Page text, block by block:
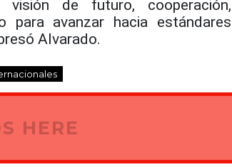
visión de futuro, cooperación,
para avanzar hacia estándares
Alvarado.
HERE